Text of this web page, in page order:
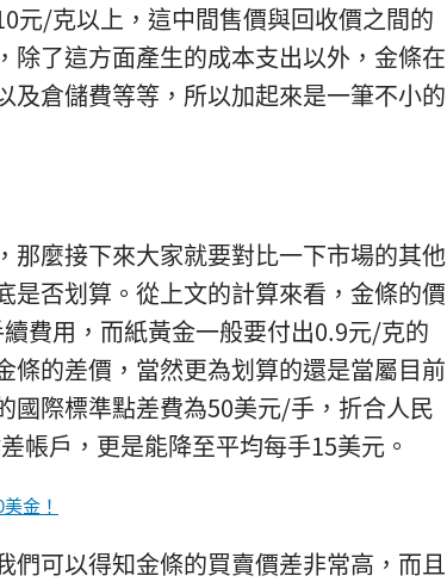
元/克以上，這中間售價與回收價之間的
除了這方面產生的成本支出以外，金條在
倉儲費等等，所以加起來是一筆不小的
那麼接下來大家就要對比一下市場的其他
是否划算。從上文的計算來看，金條的價
費用，而紙黃金一般要付出0.9元/克的
條的差價，當然更為划算的還是當屬目前
國際標準點差費為50美元/手，折合人民
帳戶，更是能降至平均每手15美元。
金！
可以得知金條的買賣價差非常高，而且